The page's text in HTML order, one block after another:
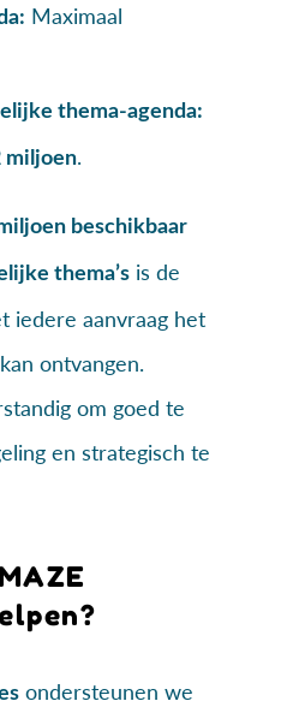
Maximaal
thema-agenda:
miljoen.
beschikbaar
thema’sis de
iedere aanvraag het
ontvangen.
om goed te
en strategisch te
ondersteunen we